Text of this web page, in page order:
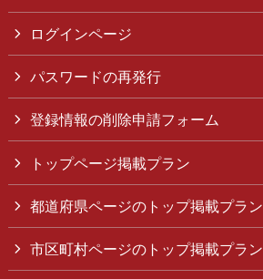
ログインページ
パスワードの再発行
登録情報の削除申請フォーム
トップページ掲載プラン
都道府県ページのトップ掲載プラン
市区町村ページのトップ掲載プラン